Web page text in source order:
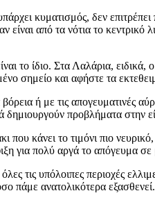
κυματισμός, δεν
από τα νότια το κεντρικό
το ίδιο. Στα Λαλάρια, ειδικά,
σημείο και αφήστε τα
ή με τις απογευματινές
δημιουργούν προβλήματα στην
που κάνει το τιμόνι πιο
για πολύ αργά το απόγευμα σε
τις υπόλοιπες περιοχές
πάμε ανατολικότερα